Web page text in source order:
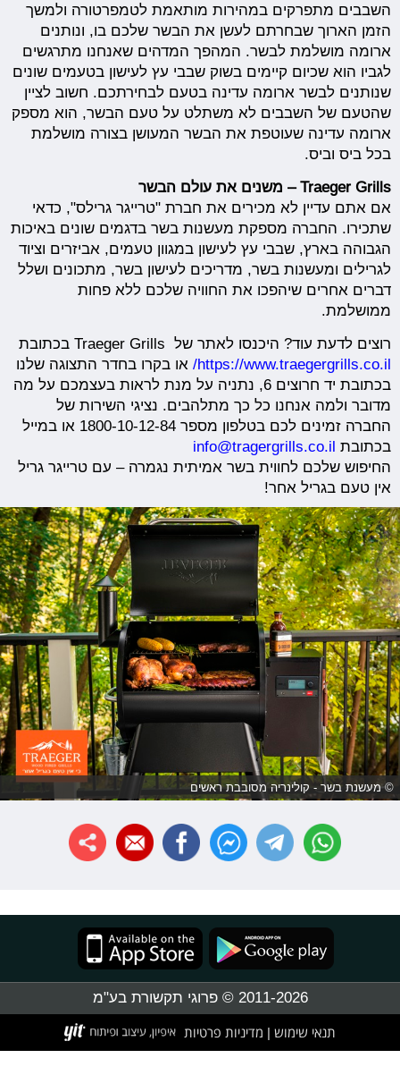
השבבים מתפרקים במהירות מותאמת לטמפרטורה ולמשך
הזמן הארוך שבחרתם לעשן את הבשר שלכם בו, ונותנים
ארומה מושלמת לבשר. המהפך המדהים שאנחנו מתרגשים
לגביו הוא שכיום קיימים בשוק שבבי עץ לעישון בטעמים שונים
שנותנים לבשר ארומה עדינה בטעם לבחירתכם. חשוב לציין
שהטעם של השבבים לא משתלט על טעם הבשר, הוא מספק
ארומה עדינה שעוטפת את הבשר המעושן בצורה מושלמת
בכל ביס וביס.
Traeger Grills – משנים את עולם הבשר
אם אתם עדיין לא מכירים את חברת "טרייגר גרילס", כדאי
שתכירו. החברה מספקת מעשנות בשר בדגמים שונים באיכות
הגבוהה בארץ, שבבי עץ לעישון במגוון טעמים, אביזרים וציוד
לגרילים ומעשנות בשר, מדריכים לעישון בשר, מתכונים ושלל
דברים אחרים שיהפכו את החוויה שלכם ללא פחות
ממושלמת.
רוצים לדעת עוד? היכנסו לאתר של Traeger Grills בכתובת
https://www.traegergrills.co.il/ או בקרו בחדר התצוגה שלנו
בכתובת יד חרוצים 6, נתניה על מנת לראות בעצמכם על מה
מדובר ולמה אנחנו כל כך מתלהבים. נציגי השירות של
החברה זמינים לכם בטלפון מספר 1800-10-12-84 או במייל
בכתובת info@tragergrills.co.il
החיפוש שלכם לחווית בשר אמיתית נגמרה – עם טרייגר גריל
אין טעם בגריל אחר!
© מעשנת בשר - קולינריה מסובבת ראשים
2011-2026 © פרוגי תקשורת בע"מ
תנאי שימוש | מדיניות פרטיות